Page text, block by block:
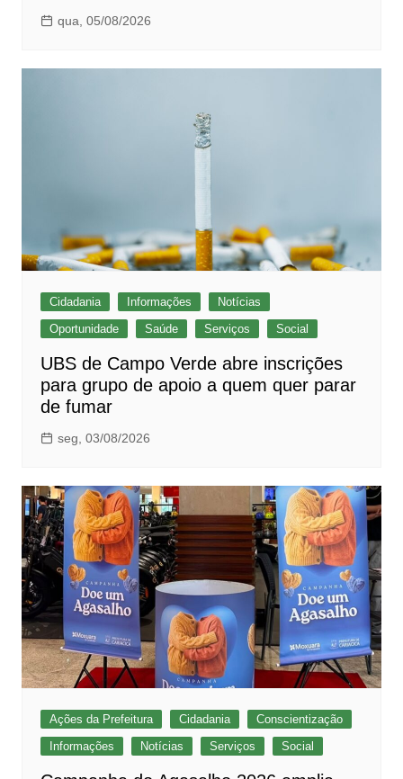
qua, 05/08/2026
Cidadania Informações
Notícias
Oportunidade
Saúde Serviços Social
UBS de Campo Verde abre inscrições
para grupo de apoio a quem quer parar
de fumar
seg, 03/08/2026
Ações da Prefeitura Cidadania
Conscientização
Informações
Notícias Serviços Social